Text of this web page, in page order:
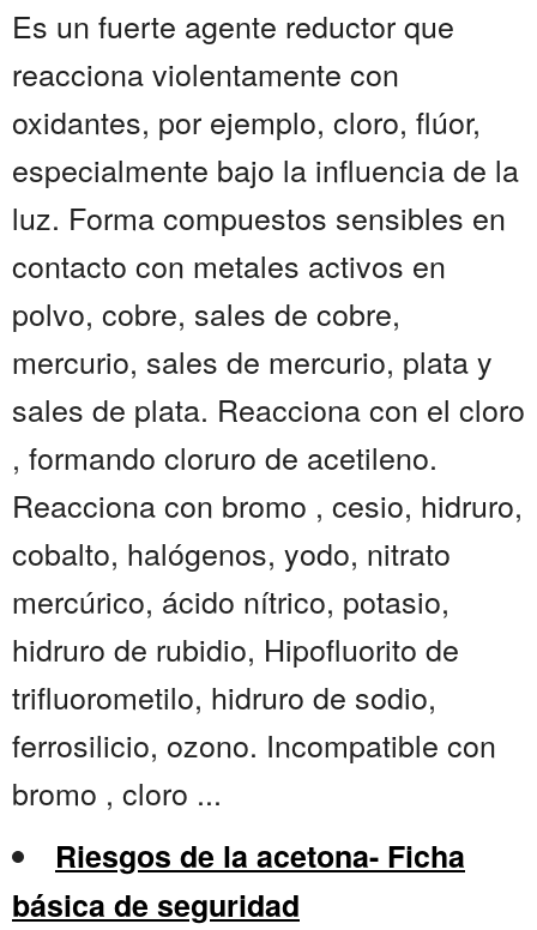
Es un fuerte agente reductor que
reacciona violentamente con
oxidantes, por ejemplo, cloro, flúor,
especialmente bajo la influencia de la
luz. Forma compuestos sensibles en
contacto con metales activos en
polvo, cobre, sales de cobre,
mercurio, sales de mercurio, plata y
sales de plata. Reacciona con el cloro
, formando cloruro de acetileno.
Reacciona con bromo , cesio, hidruro,
cobalto, halógenos, yodo, nitrato
mercúrico, ácido nítrico, potasio,
hidruro de rubidio, Hipofluorito de
trifluorometilo, hidruro de sodio,
ferrosilicio, ozono. Incompatible con
bromo , cloro ...
Riesgos de la acetona- Ficha
básica de seguridad